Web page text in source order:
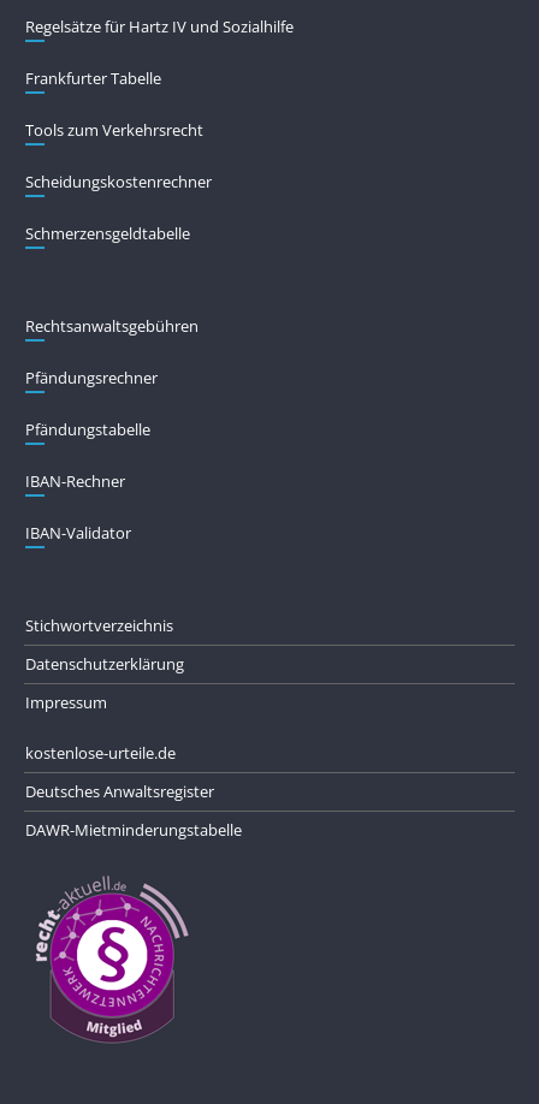
Regelsätze für Hartz IV und Sozialhilfe
Frankfurter Tabelle
Tools zum Verkehrsrecht
Scheidungskostenrechner
Schmerzensgeldtabelle
Rechtsanwaltsgebühren
Pfändungs­rechner
Pfändungs­tabelle
IBAN-Rechner
IBAN-Validator
Stichwortverzeichnis
Datenschutzerklärung
Impressum
kostenlose-urteile.de
Deutsches Anwaltsregister
DAWR-Mietminderungstabelle